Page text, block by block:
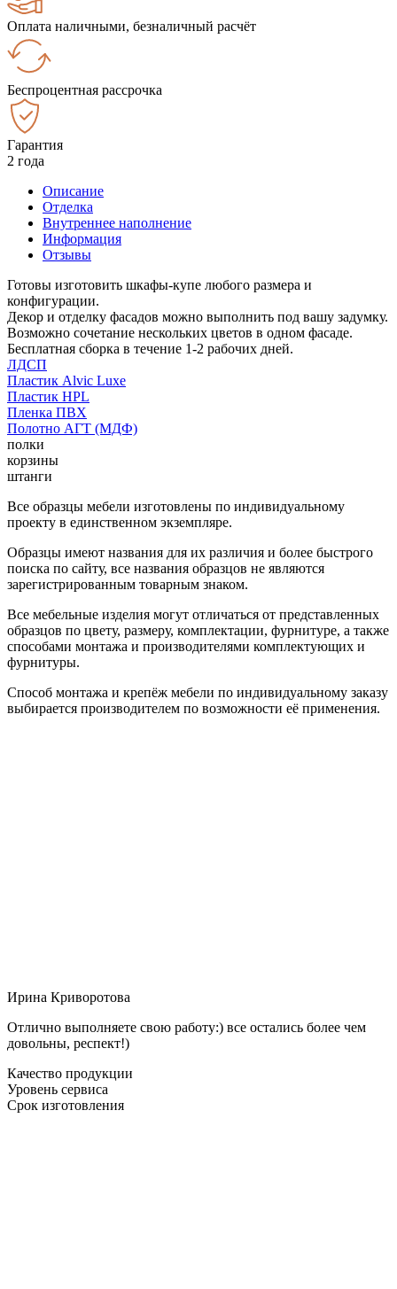
Оплата наличными, безналичный расчёт
Беспроцентная рассрочка
Гарантия
2 года
Описание
Отделка
Внутреннее наполнение
Информация
Отзывы
Готовы изготовить шкафы-купе любого размера и
конфигурации.
Декор и отделку фасадов можно выполнить под вашу задумку.
Возможно сочетание нескольких цветов в одном фасаде.
Бесплатная сборка в течение 1-2 рабочих дней.
ЛДСП
Пластик Alvic Luxe
Пластик HPL
Пленка ПВХ
Полотно АГТ (МДФ)
полки
корзины
штанги
Все образцы мебели изготовлены по индивидуальному
проекту в единственном экземпляре.
Образцы имеют названия для их различия и более быстрого
поиска по сайту, все названия образцов не являются
зарегистрированным товарным знаком.
Все мебельные изделия могут отличаться от представленных
образцов по цвету, размеру, комплектации, фурнитуре, а также
способами монтажа и производителями комплектующих и
фурнитуры.
Способ монтажа и крепёж мебели по индивидуальному заказу
выбирается производителем по возможности её применения.
Ирина Криворотова
Отлично выполняете свою работу:) все остались более чем
довольны, респект!)
Качество продукции
Уровень сервиса
Срок изготовления